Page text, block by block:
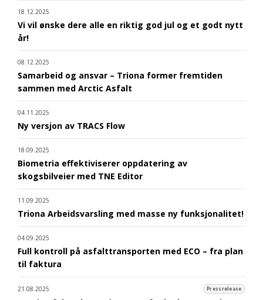
18.12.2025
Vi vil ønske dere alle en riktig god jul og et godt nytt
år!
08.12.2025
Samarbeid og ansvar – Triona former fremtiden
sammen med Arctic Asfalt
04.11.2025
Ny versjon av TRACS Flow
18.09.2025
Biometria effektiviserer oppdatering av
skogsbilveier med TNE Editor
11.09.2025
Triona Arbeidsvarsling med masse ny funksjonalitet!
04.09.2025
Full kontroll på asfalttransporten med ECO – fra plan
til faktura
21.08.2025 Pressrelease